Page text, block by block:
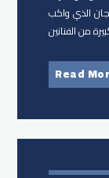
الذي واكب
Read